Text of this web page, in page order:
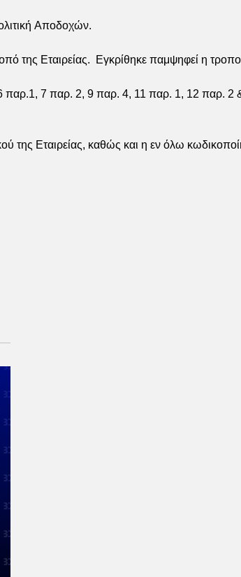
Αποδοχών.
Εταιρείας. Εγκρίθηκε παμψηφεί η
παρ.1, 7 παρ. 2, 9 παρ. 4, 11 παρ. 1, 12 παρ.
Εταιρείας, καθώς και η εν όλω